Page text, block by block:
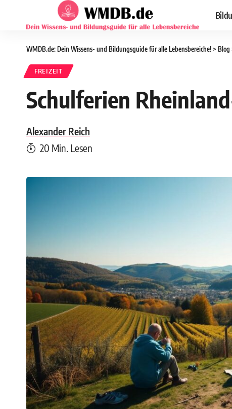
WMDB.de: Dein Wissens- und Bildungsguide für alle Lebensbereiche!> Blog
FREIZEIT
Schulferien
Alexander Reich
20 Min. Lesen